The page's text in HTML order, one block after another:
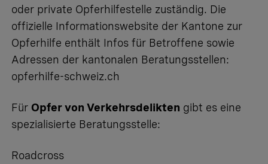
oder private Opferhilfestelle zuständig. Die
offizielle Informationswebsite der Kantone zur
Opferhilfe enthält Infos für Betroffene sowie
Adressen der kantonalen Beratungsstellen:
opferhilfe-schweiz.ch
Für Opfer von Verkehrsdelikten gibt es eine
spezialisierte Beratungsstelle:
Roadcross